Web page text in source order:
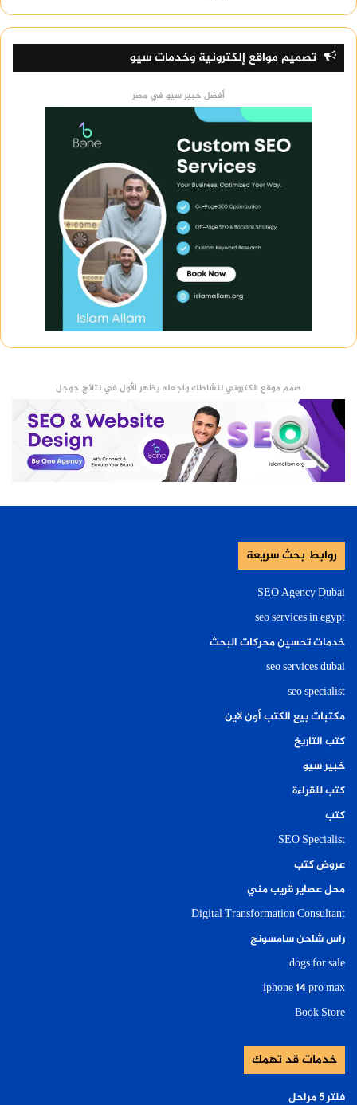
تصميم مواقع إلكترونية وخدمات سيو
أفضل خبير سيو في مصر
صمم موقع الكتروني لنشاطك واجعله يظهر الأول في نتائج جوجل
روابط بحث سريعة
SEO Agency Dubai
seo services in egypt
خدمات تحسين محركات البحث
seo services dubai
seo specialist
مكتبات بيع الكتب أون لاين
كتب التاريخ
خبير سيو
كتب للقراءة
كتب
SEO Specialist
عروض كتب
محل عصاير قريب مني
Digital Transformation Consultant
راس شاحن سامسونج
dogs for sale
iphone 14 pro max
Book Store
خدمات قد تهمك
فلتر ٥ مراحل